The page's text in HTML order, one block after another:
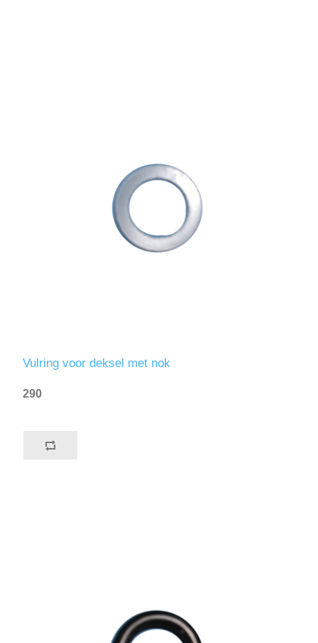
Vulring voor deksel met nok
290